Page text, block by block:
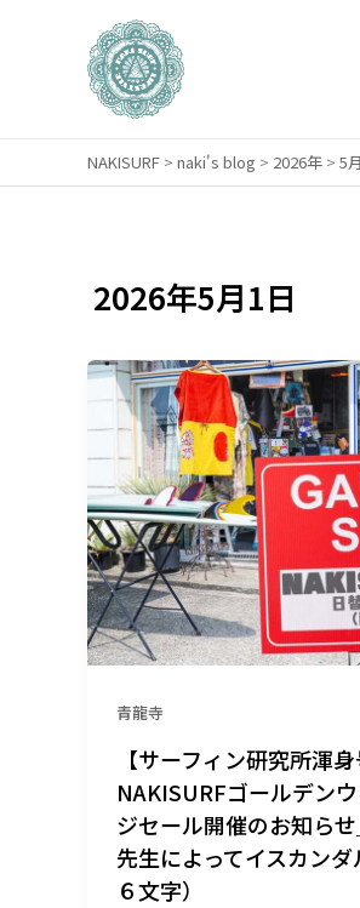
ッ
NAKISURF > naki's blog > 2026年 > 5月
2026年5月1日
青龍寺
【サーフィン研究所渾身
NAKISURFゴールデン
ジセール開催のお知らせ
先生によってイスカン
６文字）
【サ
ー
フ
ィ
ン
研
究
所
渾
身
春
嵐
＿
NAKISURF
ゴ
ー